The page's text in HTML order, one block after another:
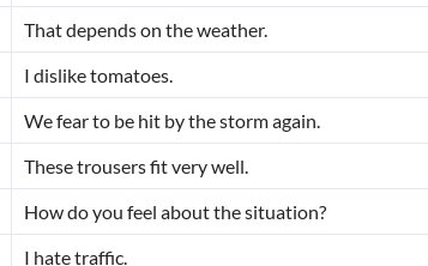
That depends on the weather.
I dislike tomatoes.
We fear to be hit by the storm again.
These trousers fit very well.
How do you feel about the situation?
I hate traffic.